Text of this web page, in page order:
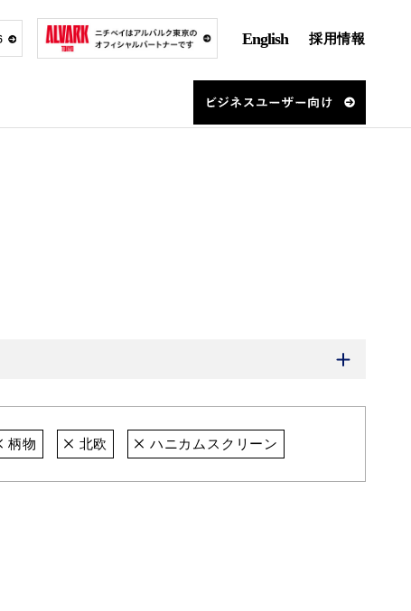
English 採用情報
柄物 北欧 ハニカムスクリーン